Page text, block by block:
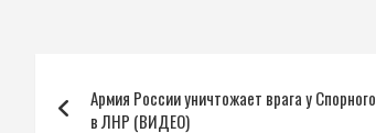
по
Армия России уничтожает врага у Спорного
в ЛНР (ВИДЕО)